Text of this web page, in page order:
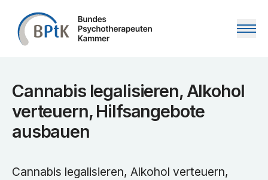
Zum Inhalt springen
Cannabis legalisieren, Alkohol
verteuern, Hilfsangebote
ausbauen
Cannabis legalisieren, Alkohol verteuern,